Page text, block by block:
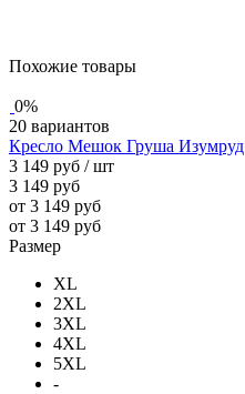
Похожие товары
0%
20 вариантов
Кресло Мешок Груша Изумруд
3 149 руб / шт
3 149 руб
от 3 149 руб
от 3 149 руб
Размер
XL
2XL
3XL
4XL
5XL
-